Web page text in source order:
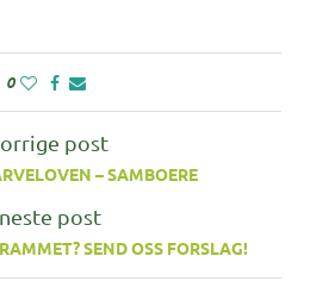
0
post
– SAMBOERE
neste post
SEND OSS FORSLAG!